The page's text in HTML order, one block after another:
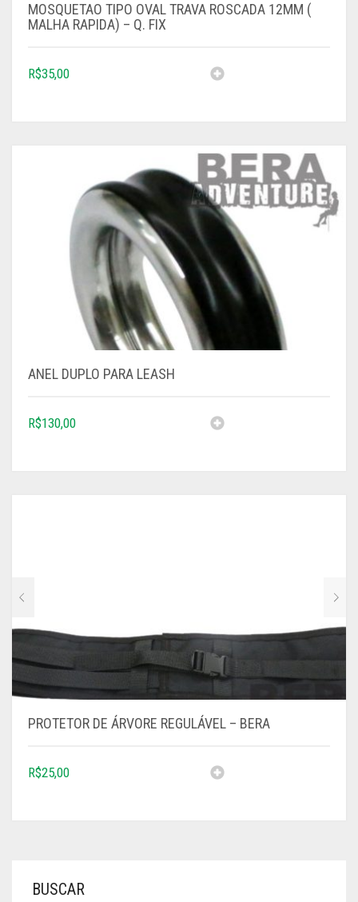
MOSQUETAO TIPO OVAL TRAVA ROSCADA 12MM (
MALHA RAPIDA) – Q. FIX
R$35,00
ANEL DUPLO PARA LEASH
R$130,00
PROTETOR DE ÁRVORE REGULÁVEL – BERA
R$25,00
BUSCAR